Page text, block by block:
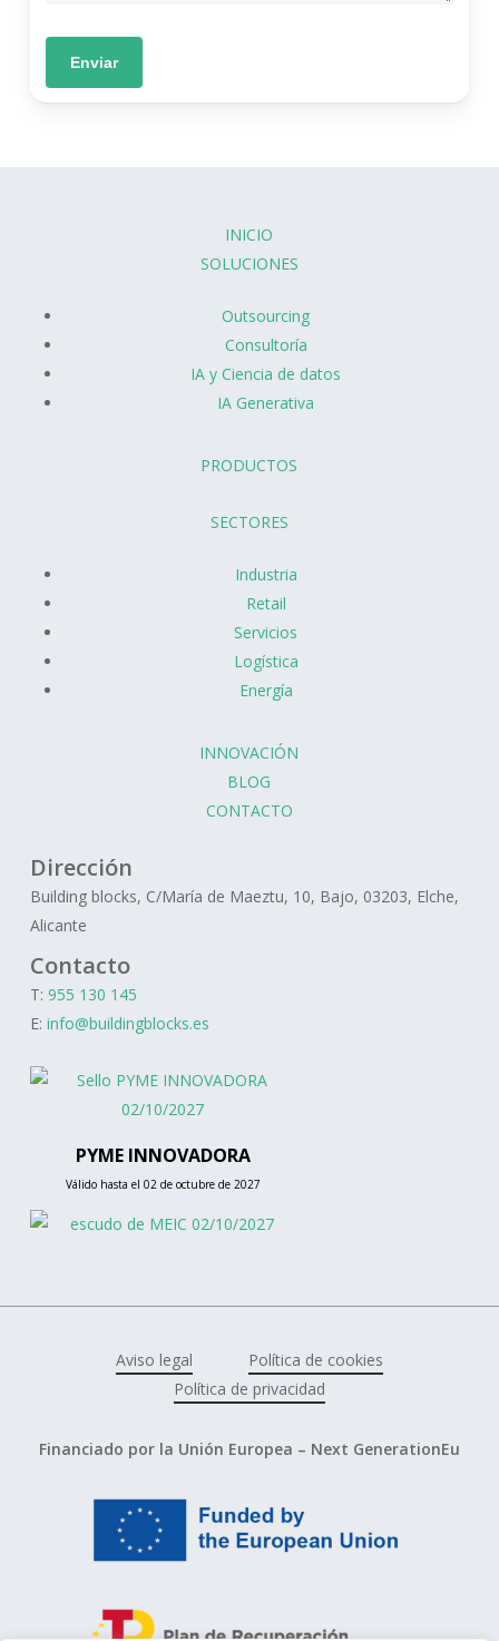
INICIO
SOLUCIONES
Outsourcing
Consultoría
IA y Ciencia de datos
IA Generativa
PRODUCTOS
SECTORES
Industria
Retail
Servicios
Logística
Energía
INNOVACIÓN
BLOG
CONTACTO
Dirección
Building blocks, C/María de Maeztu, 10, Bajo, 03203, Elche,
Alicante
Contacto
T:955 130 145
E:info@buildingblocks.es
PYME INNOVADORA
Válido hasta el 02 de octubre de 2027
Aviso legal
Política de cookies
Política de privacidad
Financiado por la Unión Europea – Next GenerationEu